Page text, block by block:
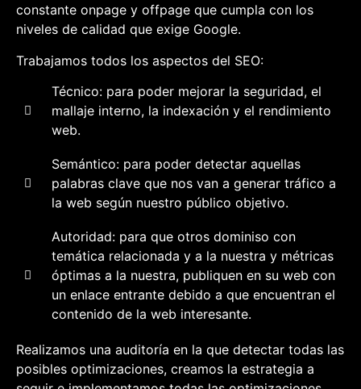
constante onpage y offpage que cumpla con los
niveles de calidad que exige Google.
Trabajamos todos los aspectos del SEO:
Técnico: para poder mejorar la seguridad, el
mallaje interno, la indexación y el rendimiento
web.
Semántico: para poder detectar aquellas
palabras clave que nos van a generar tráfico a
la web según nuestro público objetivo.
Autoridad: para que otros dominiso con
temática relacionada y a la nuestra y métricas
óptimas a la nuestra, publiquen en su web con
un enlace entrante debido a que encuentran el
contenido de la web interesante.
Realizamos una auditoría en la que detectar todas las
posibles optimizaciones, creamos la estrategia a